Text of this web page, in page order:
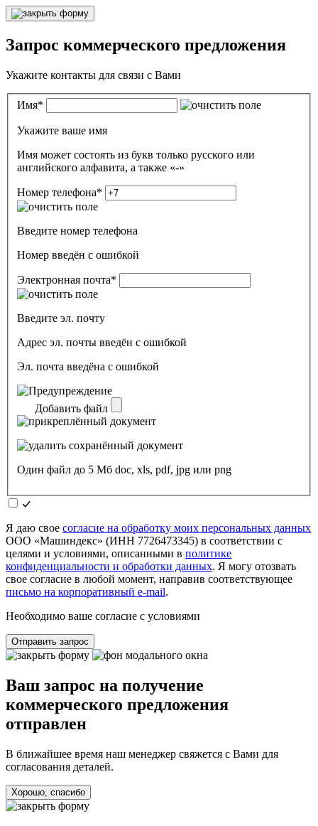
Запрос коммерческого предложения
Укажите контакты для связи с Вами
Имя*
Укажите ваше имя
Имя может состоять из букв только русского или
английского алфавита, а также «-»
Номер телефона*
Введите номер телефона
Номер введён c ошибкой
Электронная почта*
Введите эл. почту
Адрес эл. почты введён с ошибкой
Эл. почта введёна с ошибкой
Добавить файл
Один файл до 5 Мб doc, xls, pdf, jpg или png
Я даю свое согласие на обработку моих персональных данных
ООО «Машиндекс» (ИНН 7726473345) в соответствии с
целями и условиями, описанными в политике
конфиденциальности и обработки данных. Я могу отозвать
свое согласие в любой момент, направив соответствующее
письмо на корпоративный e-mail.
Необходимо ваше согласие с условиями
Отправить запрос
Ваш запрос на получение
коммерческого предложения
отправлен
В ближайшее время наш менеджер свяжется с Вами для
согласования деталей.
Хорошо, спасибо